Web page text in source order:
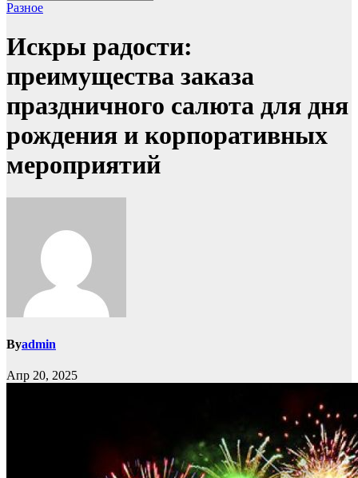
Разное
Искры радости:
преимущества заказа
праздничного салюта для дня
рождения и корпоративных
мероприятий
Byadmin
Апр 20, 2025